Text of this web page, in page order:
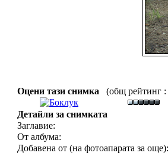
Оцени тази снимка
(общ рейтинг :
Детайли за снимката
Заглавие:
От албума:
Добавена от (на фотоапарата за още):